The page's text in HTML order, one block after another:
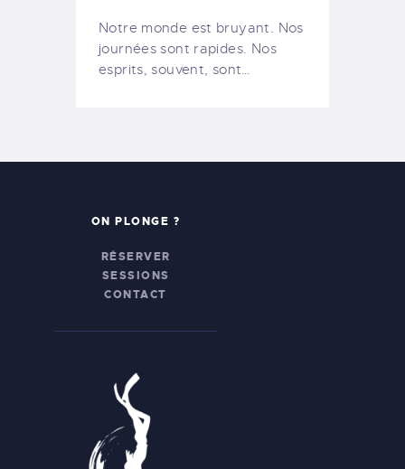
Notre monde est bruyant. Nos
journées sont rapides. Nos
esprits, souvent, sont…
ON PLONGE ?
RÉSERVER
SESSIONS
CONTACT